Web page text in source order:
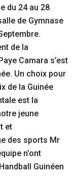
du 24 au 28
de Gymnase
de la
Camara s’est
Un choix pour
de la Guinée
est la
jeune
et
des sports Mr
n’ont
Guinéen